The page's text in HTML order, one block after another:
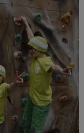
für 8-12 Jährige